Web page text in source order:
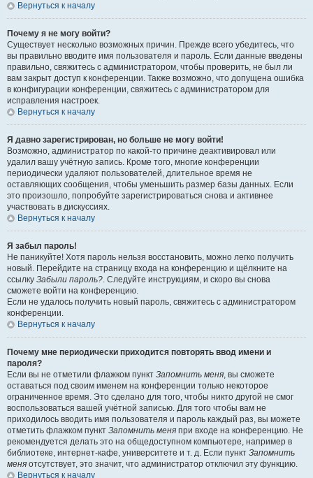
Вернуться к началу
Почему я не могу войти?
Существует несколько возможных причин. Прежде всего убедитесь, что
вы правильно вводите имя пользователя и пароль. Если данные введены
правильно, свяжитесь с администратором, чтобы проверить, не был ли
вам закрыт доступ к конференции. Также возможно, что допущена ошибка
в конфигурации конференции, свяжитесь с администратором для
исправления настроек.
Вернуться к началу
Я давно зарегистрирован, но больше не могу войти!
Возможно, администратор по какой-то причине деактивировал или
удалил вашу учётную запись. Кроме того, многие конференции
периодически удаляют пользователей, длительное время не
оставляющих сообщения, чтобы уменьшить размер базы данных. Если
это произошло, попробуйте зарегистрироваться снова и активнее
участвовать в дискуссиях.
Вернуться к началу
Я забыл пароль!
Не паникуйте! Хотя пароль нельзя восстановить, можно легко получить
новый. Перейдите на страницу входа на конференцию и щёлкните на
ссылку Забыли пароль?. Следуйте инструкциям, и скоро вы снова
сможете войти на конференцию.
Если не удалось получить новый пароль, свяжитесь с администратором
конференции.
Вернуться к началу
Почему мне периодически приходится повторять ввод имени и
пароля?
Если вы не отметили флажком пункт Запомнить меня, вы сможете
оставаться под своим именем на конференции только некоторое
ограниченное время. Это сделано для того, чтобы никто другой не смог
воспользоваться вашей учётной записью. Для того чтобы вам не
приходилось вводить имя пользователя и пароль каждый раз, вы можете
отметить флажком пункт Запомнить меня при входе на конференцию. Не
рекомендуется делать это на общедоступном компьютере, например в
библиотеке, интернет-кафе, университете и т. д. Если пункт Запомнить
меня отсутствует, это значит, что администратор отключил эту функцию.
Вернуться к началу